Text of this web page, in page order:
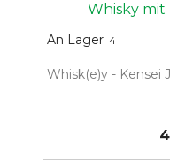
An Lager 4
Whisk(e)y - Kensei